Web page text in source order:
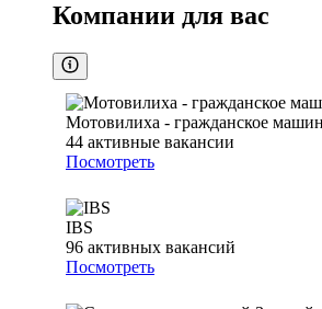
Компании для вас
Мотовилиха - гражданское
44 активные вакансии
Посмотреть
IBS
96 активных вакансий
Посмотреть